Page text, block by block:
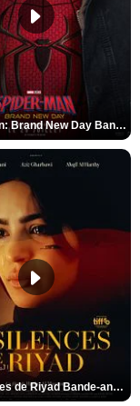
Spider-Man: Brand New Day Bande-annonce VO STFR
Les Silences de Riyad Bande-annonce VO STFR